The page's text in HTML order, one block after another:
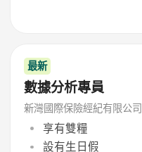
最新
數據分析專員
新灣國際保險經紀有限公司
享有雙糧
設有生日假